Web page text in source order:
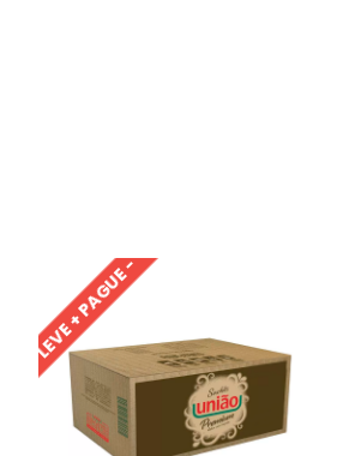
LEVE + PAGUE -